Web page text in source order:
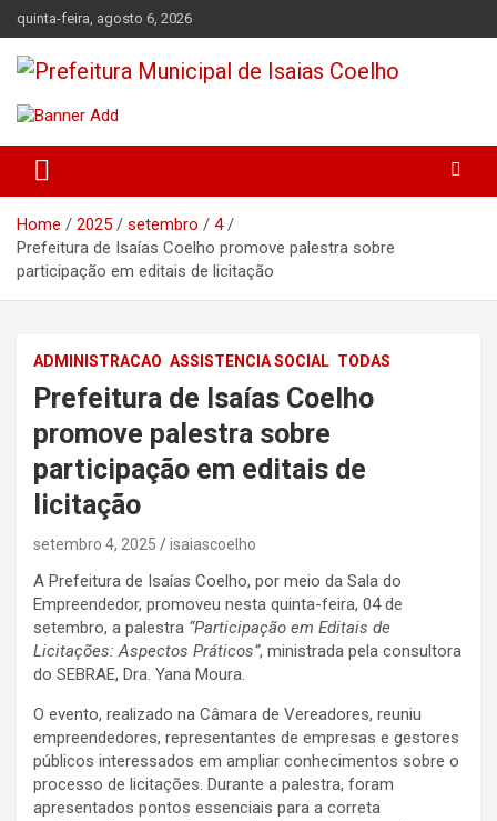
to
content
quinta-feira, agosto 6, 2026
Prefeitura Municipal de Isaias
Coelho
Home 2025 setembro
4
Prefeitura de Isaías Coelho promove palestra sobre
participação em editais de licitação
ADMINISTRACAO ASSISTENCIA SOCIAL TODAS
Prefeitura de Isaías Coelho
promove palestra sobre
participação em editais de
licitação
setembro 4, 2025 isaiascoelho
A Prefeitura de Isaías Coelho, por meio da Sala do
Empreendedor, promoveu nesta quinta-feira, 04 de
setembro, a palestra “Participação em Editais de
Licitações: Aspectos Práticos”, ministrada pela consultora
do SEBRAE, Dra. Yana Moura.
O evento, realizado na Câmara de Vereadores, reuniu
empreendedores, representantes de empresas e gestores
públicos interessados em ampliar conhecimentos sobre o
processo de licitações. Durante a palestra, foram
apresentados pontos essenciais para a correta